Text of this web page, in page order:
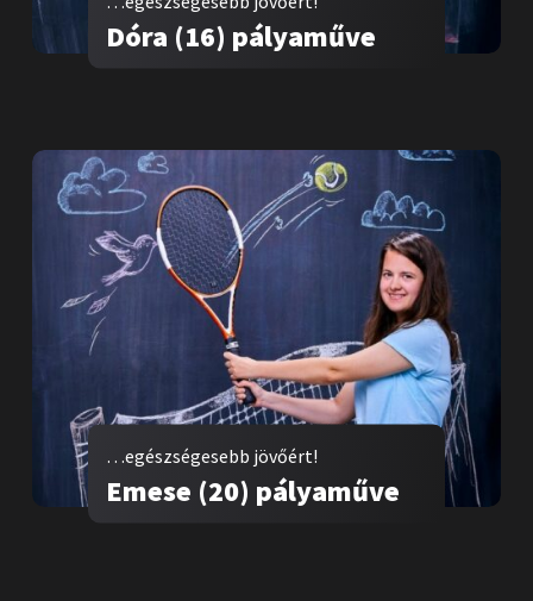
Dóra (16) pályaműve
…egészségesebb jövőért!
Emese (20) pályaműve